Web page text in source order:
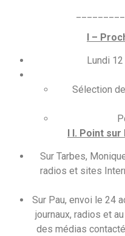
I –
Lundi
Sélection
I I. Point
Sur Tarbes,
radios et sites
Sur Pau, envoi le 24
journaux, radios et
des médias